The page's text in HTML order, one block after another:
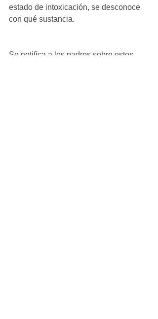
estado de intoxicación, se desconoce
con qué sustancia.
Se notifica a los padres sobre estos